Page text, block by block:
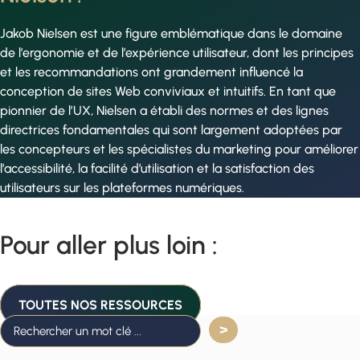
Jakob Nielsen est une figure emblématique dans le domaine
de l’ergonomie et de l’expérience utilisateur, dont les principes
et les recommandations ont grandement influencé la
conception de sites Web conviviaux et intuitifs. En tant que
pionnier de l’UX, Nielsen a établi des normes et des lignes
directrices fondamentales qui sont largement adoptées par
les concepteurs et les spécialistes du marketing pour améliorer
l’accessibilité, la facilité d’utilisation et la satisfaction des
utilisateurs sur les plateformes numériques.
Pour aller plus loin :
TOUTES NOS RESSOURCES